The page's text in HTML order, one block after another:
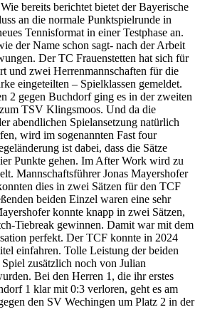
bereits berichtet bietet der Bayerische
an die normale Punktspielrunde in
Tennisformat in einer Testphase an.
der Name schon sagt- nach der Arbeit
Der TC Frauenstetten hat sich für
und zwei Herrenmannschaften für die
eingeteilten – Spielklassen gemeldet.
2 gegen Buchdorf ging es in der zweiten
TSV Klingsmoos. Und da die
abendlichen Spielansetzung natürlich
wird im sogenannten Fast four
ist dabei, dass die Sätze
Punkte gehen. Im After Work wird zu
Mannschaftsführer Jonas Mayershofer
dies in zwei Sätzen für den TCF
beiden Einzel waren eine sehr
konnte knapp in zwei Sätzen,
Tiebreak gewinnen. Damit war mit dem
perfekt. Der TCF konnte in 2024
einfahren. Tolle Leistung der beiden
zusätzlich noch von Julian
Bei den Herren 1, die ihr erstes
1 klar mit 0:3 verloren, geht es am
den SV Wechingen um Platz 2 in der